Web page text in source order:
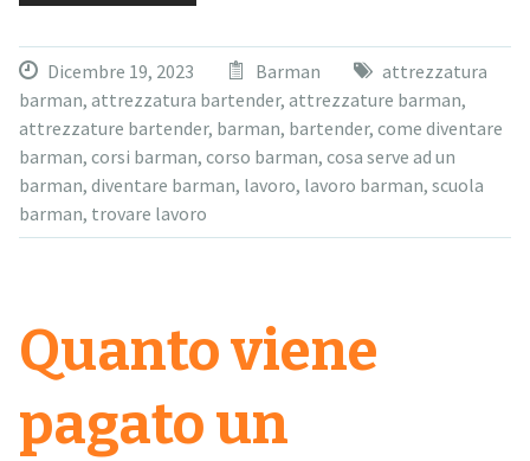
Dicembre 19, 2023 Barman
attrezzatura
barman, attrezzatura bartender, attrezzature barman,
attrezzature bartender, barman, bartender, come diventare
barman, corsi barman, corso barman, cosa serve ad un
barman, diventare barman, lavoro, lavoro barman, scuola
barman, trovare lavoro
Quanto viene
pagato un